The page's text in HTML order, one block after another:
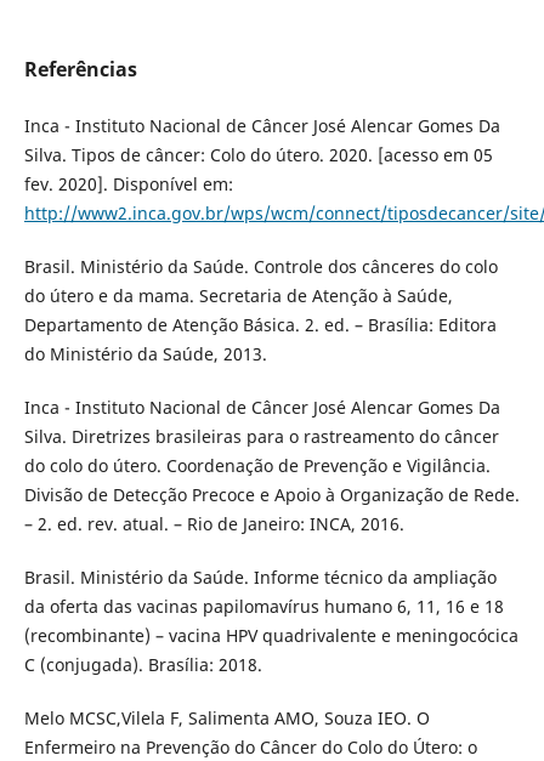
Referências
Inca - Instituto Nacional de Câncer José Alencar Gomes Da
Silva. Tipos de câncer: Colo do útero. 2020. [acesso em 05
fev. 2020]. Disponível em:
http://www2.inca.gov.br/wps/wcm/connect/tiposdecancer/
Brasil. Ministério da Saúde. Controle dos cânceres do colo
do útero e da mama. Secretaria de Atenção à Saúde,
Departamento de Atenção Básica. 2. ed. – Brasília: Editora
do Ministério da Saúde, 2013.
Inca - Instituto Nacional de Câncer José Alencar Gomes Da
Silva. Diretrizes brasileiras para o rastreamento do câncer
do colo do útero. Coordenação de Prevenção e Vigilância.
Divisão de Detecção Precoce e Apoio à Organização de Rede.
– 2. ed. rev. atual. – Rio de Janeiro: INCA, 2016.
Brasil. Ministério da Saúde. Informe técnico da ampliação
da oferta das vacinas papilomavírus humano 6, 11, 16 e 18
(recombinante) – vacina HPV quadrivalente e meningocócica
C (conjugada). Brasília: 2018.
Melo MCSC,Vilela F, Salimenta AMO, Souza IEO. O
Enfermeiro na Prevenção do Câncer do Colo do Útero: o